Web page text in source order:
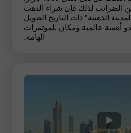
الضرائب لذلك فإن شراء الذهب
الذهبية" ذات التاريخ الطويل
أهمية عالمية ومكان للمؤتمرات
الهامة.